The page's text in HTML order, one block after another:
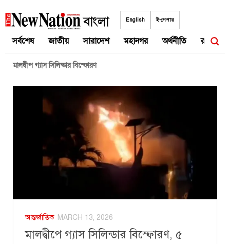
to
English ই-পেপার
সর্বশেষ জাতীয় সারাদেশ মহানগর অর্থনীতি রাজনীতি
মালদ্বীপ গ্যাস সিলিন্ডার বিস্ফোরণ
আন্তর্জাতিক MARCH 13, 2026
মালদ্বীপে গ্যাস সিলিন্ডার বিস্ফোরণ, ৫